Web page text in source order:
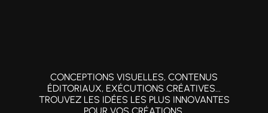
CONCEPTIONS VISUELLES, CONTENUS
ÉDITORIAUX, EXÉCUTIONS CRÉATIVES...
TROUVEZ LES IDÉES LES PLUS INNOVANTES